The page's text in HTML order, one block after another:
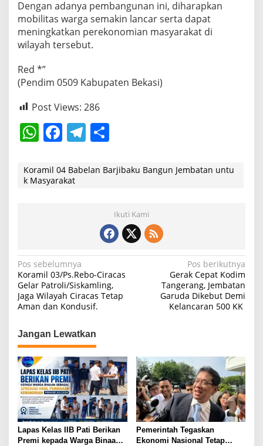
Dengan adanya pembangunan ini, diharapkan
mobilitas warga semakin lancar serta dapat
meningkatkan perekonomian masyarakat di
wilayah tersebut.
Red *”
(Pendim 0509 Kabupaten Bekasi)
Post Views: 286
W
at
s
F
c
e
k
T
e
m
ar
Koramil 04 Babelan Barjibaku Bangun Jembatan untu
k Masyarakat
Ikuti Kami
N
a
v
g
a
s
i
p
o
s
Pos sebelumnya
Koramil 03/Ps.Rebo-Ciracas
Gelar Patroli/Siskamling,
Jaga Wilayah Ciracas Tetap
Aman dan Kondusif.
Pos berikutnya
Gerak Cepat Kodim
Tangerang, Jembatan
Garuda Dikebut Demi
Kelancaran 500 KK ‎
Jangan Lewatkan
Lapas Kelas IIB Pati Berikan
Premi kepada Warga Binaan
Pemerintah Tegaskan
Ekonomi Nasional Tetap